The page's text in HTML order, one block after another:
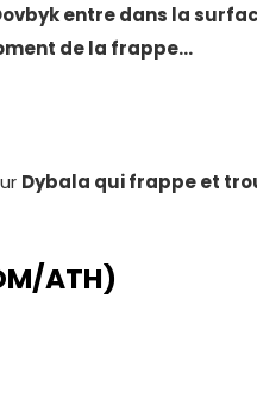
entre dans la
de la frappe…
Dybala qui frappe et
ATH)